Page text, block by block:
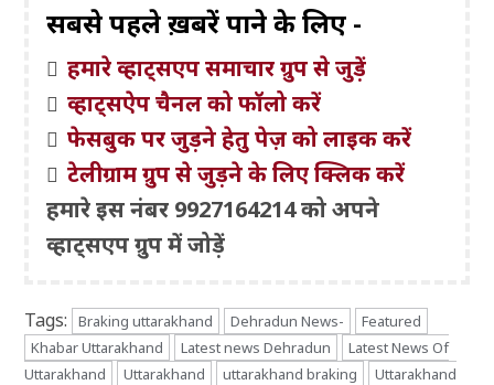
सबसे पहले ख़बरें पाने के लिए -
हमारे व्हाट्सएप समाचार ग्रुप से जुड़ें
व्हाट्सऐप चैनल को फॉलो करें
फेसबुक पर जुड़ने हेतु पेज़ को लाइक करें
टेलीग्राम ग्रुप से जुड़ने के लिए क्लिक करें
हमारे इस नंबर 9927164214 को अपने
व्हाट्सएप ग्रुप में जोड़ें
Tags: Braking uttarakhand Dehradun News-
Featured
Khabar Uttarakhand
Latest news Dehradun
Latest News Of
Uttarakhand
Uttarakhand uttarakhand braking
Uttarakhand